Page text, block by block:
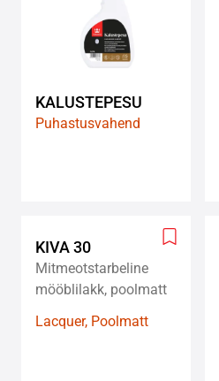
KALUSTEPESU
Puhastusvahend
Add
KIVA 30
Mitmeotstarbeline
mööblilakk, poolmatt
Lacquer, Poolmatt